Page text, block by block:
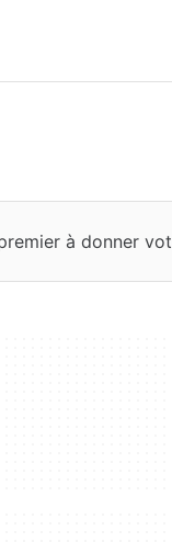
à donner